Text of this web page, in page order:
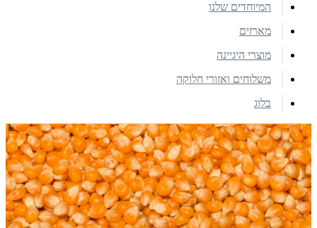
המיוחדים שלנו
מארזים
מוצרי היגיינה
משלוחים ואזורי חלוקה
בלוג